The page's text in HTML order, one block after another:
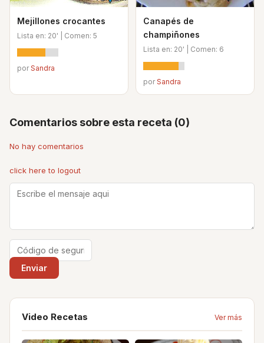
Mejillones crocantes
Lista en: 20' | Comen: 5
porSandra
Canapés de
champiñones
Lista en: 20' | Comen: 6
porSandra
Comentarios sobre esta receta (0)
No hay comentarios
click here to logout
Video Recetas Ver más